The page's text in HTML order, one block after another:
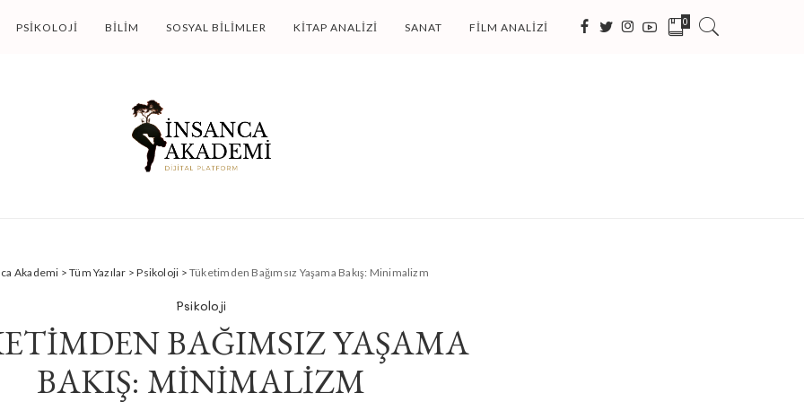
PSIKOLOJI BILIM SOSYAL BILIMLER KITAP ANALIZI SANAT FILM ANALIZI 0
Akademi >Tüm Yazılar >Psikoloji >Tüketimden Bağımsız Yaşama Bakış: Minimalizm
Psikoloji
BAĞIMSIZ YAŞAMA
BAKIŞ: MINIMALIZM